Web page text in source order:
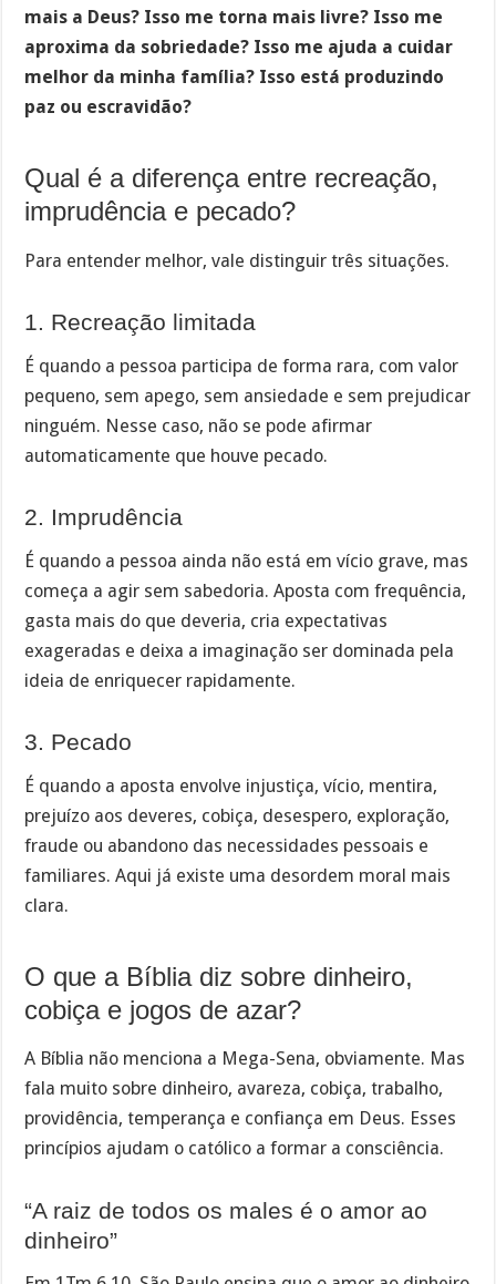
mais a Deus? Isso me torna mais livre? Isso me
aproxima da sobriedade? Isso me ajuda a cuidar
melhor da minha família? Isso está produzindo
paz ou escravidão?
Qual é a diferença entre recreação,
imprudência e pecado?
Para entender melhor, vale distinguir três situações.
1. Recreação limitada
É quando a pessoa participa de forma rara, com valor
pequeno, sem apego, sem ansiedade e sem prejudicar
ninguém. Nesse caso, não se pode afirmar
automaticamente que houve pecado.
2. Imprudência
É quando a pessoa ainda não está em vício grave, mas
começa a agir sem sabedoria. Aposta com frequência,
gasta mais do que deveria, cria expectativas
exageradas e deixa a imaginação ser dominada pela
ideia de enriquecer rapidamente.
3. Pecado
É quando a aposta envolve injustiça, vício, mentira,
prejuízo aos deveres, cobiça, desespero, exploração,
fraude ou abandono das necessidades pessoais e
familiares. Aqui já existe uma desordem moral mais
clara.
O que a Bíblia diz sobre dinheiro,
cobiça e jogos de azar?
A Bíblia não menciona a Mega-Sena, obviamente. Mas
fala muito sobre dinheiro, avareza, cobiça, trabalho,
providência, temperança e confiança em Deus. Esses
princípios ajudam o católico a formar a consciência.
“A raiz de todos os males é o amor ao
dinheiro”